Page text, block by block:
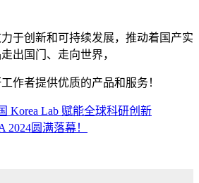
于创新和可持续发展，推动着国产实
出国门、走向世界，
作者提供优质的产品和服务！
Korea Lab 赋能全球科研创新
圆满落幕！